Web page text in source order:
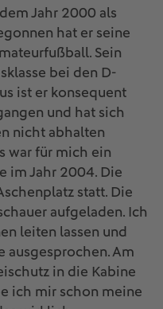
Jahr 2000 als
hat er seine
Sein
bei den D-
ist er konsequent
und hat sich
nicht abhalten
war für mich ein
im Jahr 2004. Die
statt. Die
aufgeladen. Ich
leiten lassen und
ausgesprochen. Am
in die Kabine
ich mir schon meine